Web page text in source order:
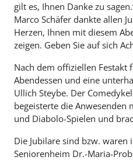
gilt es, Ihnen Danke zu
Marco Schäfer dankte allen
Herzen, Ihnen mit diesem
zeigen. Geben Sie auf sich
Nach dem offiziellen Festakt
Abendessen und eine
Ullich Steybe. Der
begeisterte die Anwesenden
und Diabolo-Spielen und
Die Jubilare sind bzw. waren
Seniorenheim Dr.-Maria-